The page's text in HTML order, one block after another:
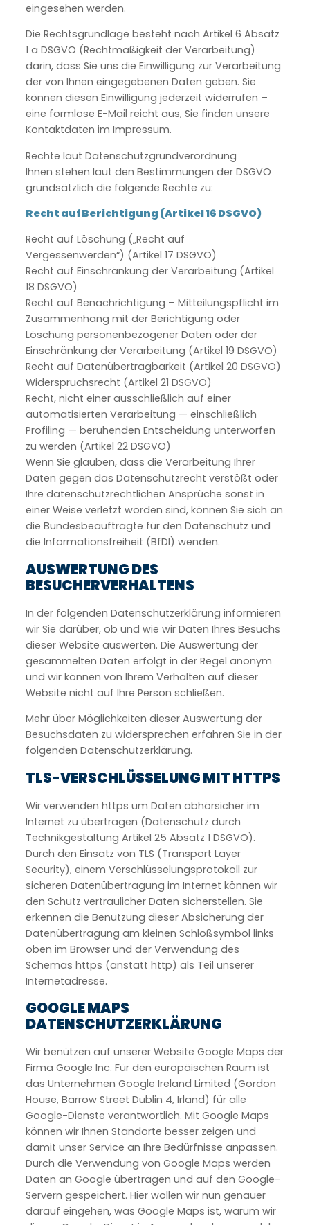
eingesehen werden.
Die Rechtsgrundlage besteht nach Artikel 6 Absatz
1 a DSGVO (Rechtmäßigkeit der Verarbeitung)
darin, dass Sie uns die Einwilligung zur Verarbeitung
der von Ihnen eingegebenen Daten geben. Sie
können diesen Einwilligung jederzeit widerrufen –
eine formlose E-Mail reicht aus, Sie finden unsere
Kontaktdaten im Impressum.
Rechte laut Datenschutzgrundverordnung
Ihnen stehen laut den Bestimmungen der DSGVO
grundsätzlich die folgende Rechte zu:
Recht auf Berichtigung (Artikel 16 DSGVO)
Recht auf Löschung („Recht auf
Vergessenwerden“) (Artikel 17 DSGVO)
Recht auf Einschränkung der Verarbeitung (Artikel
18 DSGVO)
Recht auf Benachrichtigung – Mitteilungspflicht im
Zusammenhang mit der Berichtigung oder
Löschung personenbezogener Daten oder der
Einschränkung der Verarbeitung (Artikel 19 DSGVO)
Recht auf Datenübertragbarkeit (Artikel 20 DSGVO)
Widerspruchsrecht (Artikel 21 DSGVO)
Recht, nicht einer ausschließlich auf einer
automatisierten Verarbeitung — einschließlich
Profiling — beruhenden Entscheidung unterworfen
zu werden (Artikel 22 DSGVO)
Wenn Sie glauben, dass die Verarbeitung Ihrer
Daten gegen das Datenschutzrecht verstößt oder
Ihre datenschutzrechtlichen Ansprüche sonst in
einer Weise verletzt worden sind, können Sie sich an
die Bundesbeauftragte für den Datenschutz und
die Informationsfreiheit (BfDI) wenden.
AUSWERTUNG DES
BESUCHERVERHALTENS
In der folgenden Datenschutzerklärung informieren
wir Sie darüber, ob und wie wir Daten Ihres Besuchs
dieser Website auswerten. Die Auswertung der
gesammelten Daten erfolgt in der Regel anonym
und wir können von Ihrem Verhalten auf dieser
Website nicht auf Ihre Person schließen.
Mehr über Möglichkeiten dieser Auswertung der
Besuchsdaten zu widersprechen erfahren Sie in der
folgenden Datenschutzerklärung.
TLS-VERSCHLÜSSELUNG MIT HTTPS
Wir verwenden https um Daten abhörsicher im
Internet zu übertragen (Datenschutz durch
Technikgestaltung Artikel 25 Absatz 1 DSGVO).
Durch den Einsatz von TLS (Transport Layer
Security), einem Verschlüsselungsprotokoll zur
sicheren Datenübertragung im Internet können wir
den Schutz vertraulicher Daten sicherstellen. Sie
erkennen die Benutzung dieser Absicherung der
Datenübertragung am kleinen Schloßsymbol links
oben im Browser und der Verwendung des
Schemas https (anstatt http) als Teil unserer
Internetadresse.
GOOGLE MAPS
DATENSCHUTZERKLÄRUNG
Wir benützen auf unserer Website Google Maps der
Firma Google Inc. Für den europäischen Raum ist
das Unternehmen Google Ireland Limited (Gordon
House, Barrow Street Dublin 4, Irland) für alle
Google-Dienste verantwortlich. Mit Google Maps
können wir Ihnen Standorte besser zeigen und
damit unser Service an Ihre Bedürfnisse anpassen.
Durch die Verwendung von Google Maps werden
Daten an Google übertragen und auf den Google-
Servern gespeichert. Hier wollen wir nun genauer
darauf eingehen, was Google Maps ist, warum wir